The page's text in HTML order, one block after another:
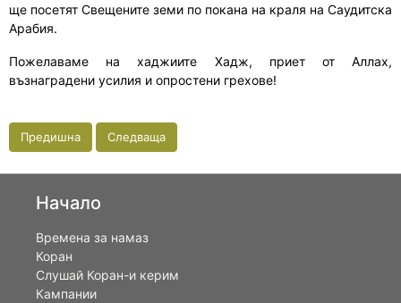
ще посетят Свещените земи по покана на краля на Саудитска
Арабия.
Пожелаваме на хаджиите Хадж, приет от Аллах,
възнаградени усилия и опростени грехове!
Предишна Следваща
Начало
Времена за намаз
Коран
Слушай Коран-и керим
Кампании